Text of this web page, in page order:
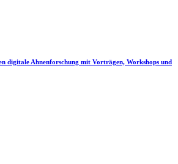
digitale Ahnenforschung mit Vorträgen, Workshops und